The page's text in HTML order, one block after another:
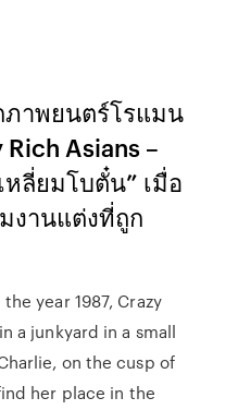
าพยนตร์โรแมน
Asians –
หลี่ยมโบตั๋น” เมื่อ
งานแต่งที่ถูก
year 1987, Crazy
a junkyard in a small
on the cusp of
her place in the